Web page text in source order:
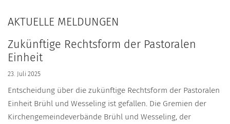
AKTUELLE MELDUNGEN
Zukünftige Rechtsform der Pastoralen
Einheit
23. Juli 2025
Entscheidung über die zukünftige Rechtsform der Pastoralen
Einheit Brühl und Wesseling ist gefallen. Die Gremien der
Kirchengemeindeverbände Brühl und Wesseling, der